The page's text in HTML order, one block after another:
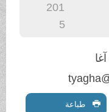
201
طباعة